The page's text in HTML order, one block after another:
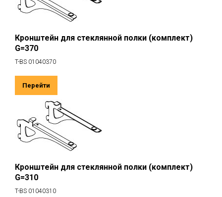
Кронштейн для стеклянной полки (комплект)
G=370
T-BS 01040370
Перейти
Кронштейн для стеклянной полки (комплект)
G=310
T-BS 01040310